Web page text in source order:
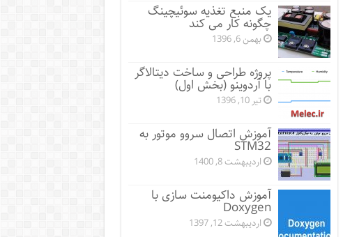
یک منبع تغذیه سوئیچینگ
چگونه کار می کند
بهمن 6, 1396
پروژه طراحی و ساخت دیتالاگر
با آردوینو (بخش اول)
تیر 10, 1396
آموزش اتصال سروو موتور به
STM32
اردیبهشت 8, 1400
آموزش داکیومنت سازی با
Doxygen
اردیبهشت 12, 1397